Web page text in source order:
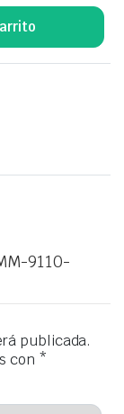
9110-
publicada.
con *